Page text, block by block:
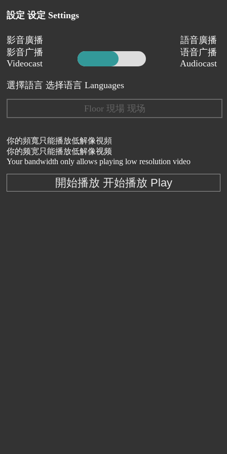
設定 设定 Settings
影音廣播
影音广播
Videocast
語音廣播
语音广播
Audiocast
選擇語言 选择语言 Languages
Floor 現場 现场
你的頻寬只能播放低解像視頻
你的频宽只能播放低解像视频
Your bandwidth only allows playing low resolution video
開始播放 开始播放 Play